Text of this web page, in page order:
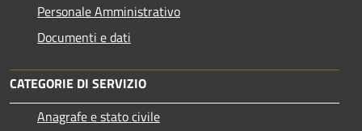
Personale Amministrativo
Documenti e dati
CATEGORIE DI SERVIZIO
Anagrafe e stato civile